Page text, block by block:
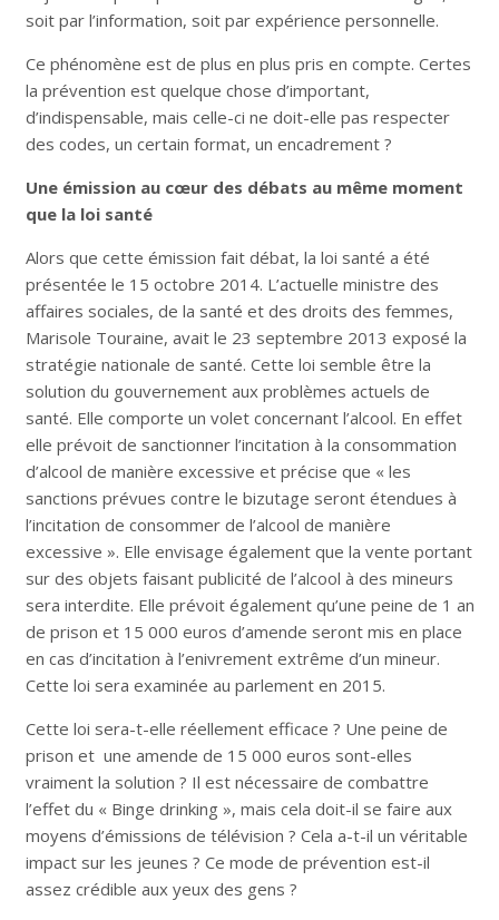
soit par l’information, soit par expérience personnelle.
Ce phénomène est de plus en plus pris en compte. Certes
la prévention est quelque chose d’important,
d’indispensable, mais celle-ci ne doit-elle pas respecter
des codes, un certain format, un encadrement ?
Une émission au cœur des débats au même moment
que la loi santé
Alors que cette émission fait débat, la loi santé a été
présentée le 15 octobre 2014. L’actuelle ministre des
affaires sociales, de la santé et des droits des femmes,
Marisole Touraine, avait le 23 septembre 2013 exposé la
stratégie nationale de santé. Cette loi semble être la
solution du gouvernement aux problèmes actuels de
santé. Elle comporte un volet concernant l’alcool. En effet
elle prévoit de sanctionner l’incitation à la consommation
d’alcool de manière excessive et précise que « les
sanctions prévues contre le bizutage seront étendues à
l’incitation de consommer de l’alcool de manière
excessive ». Elle envisage également que la vente portant
sur des objets faisant publicité de l’alcool à des mineurs
sera interdite. Elle prévoit également qu’une peine de 1 an
de prison et 15 000 euros d’amende seront mis en place
en cas d’incitation à l’enivrement extrême d’un mineur.
Cette loi sera examinée au parlement en 2015.
Cette loi sera-t-elle réellement efficace ? Une peine de
prison et une amende de 15 000 euros sont-elles
vraiment la solution ? Il est nécessaire de combattre
l’effet du « Binge drinking », mais cela doit-il se faire aux
moyens d’émissions de télévision ? Cela a-t-il un véritable
impact sur les jeunes ? Ce mode de prévention est-il
assez crédible aux yeux des gens ?